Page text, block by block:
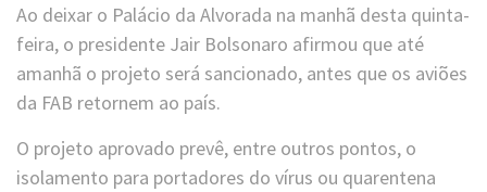
Ao deixar o Palácio da Alvorada na manhã desta quinta-
feira, o presidente Jair Bolsonaro afirmou que até
amanhã o projeto será sancionado, antes que os aviões
da FAB retornem ao país.
O projeto aprovado prevê, entre outros pontos, o
isolamento para portadores do vírus ou quarentena